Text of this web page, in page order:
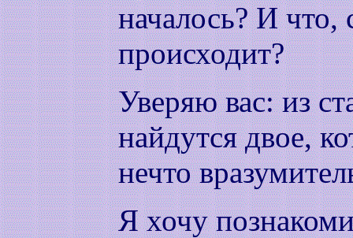
началось? И что,
происходит?
Уверяю вас: из
найдутся двое,
нечто
Я хочу